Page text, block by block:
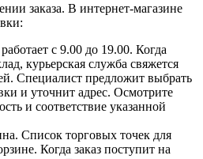
заказа. В интернет-магазине
с 9.00 до 19.00. Когда
курьерская служба свяжется
Специалист предложит выбрать
и уточнит адрес. Осмотрите
и соответствие указанной
Список торговых точек для
Когда заказ поступит на